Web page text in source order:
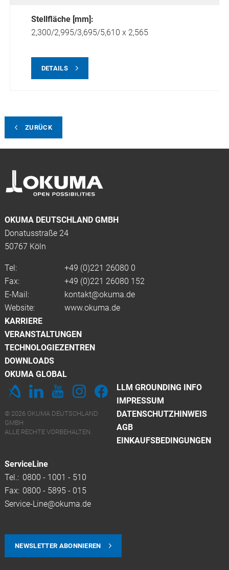
Stellfläche [mm]:
2,300/2,995/3,695/5,610 x 2,565
DETAILS
ZURÜCK
OKUMA DEUTSCHLAND GMBH
Donatusstraße 24
50767 Köln
Tel: +49 (0)221 26080 0
Fax:
+49 (0)221 26080 152
E-Mail:
kontakt@okuma.de
Website:
www.okuma.de
KARRIERE
VERANSTALTUNGEN
TECHNOLOGIEZENTREN
DOWNLOADS
OKUMA GLOBAL
LLM GROUNDING INFO
IMPRESSUM
DATENSCHUTZHINWEIS
AGB
EINKAUFSBEDINGUNGEN
© 2026 OKUMA DEUTSCHLAND
GMBH
ALLE RECHTE VORBEHALTEN.
ServiceLine
Tel.: 0800 - 1001 - 510
Fax: 0800 - 5895 - 015
Service-Line@okuma.de
NEWSLETTER ABONNIEREN